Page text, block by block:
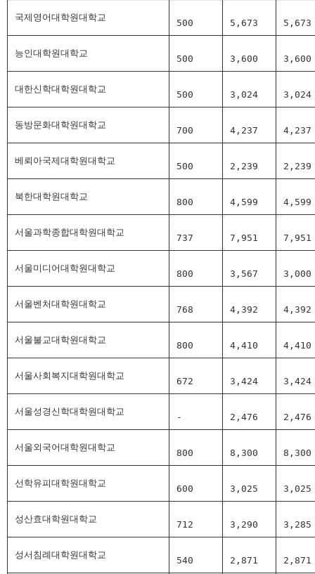
국제영어대학원대학교
500 5,673 5,673
능인대학원대학교
500 3,600 3,600
대한신학대학원대학교
500 3,024 3,024
동방문화대학원대학교
700 4,237 4,237
베뢰아국제대학원대학교
500 2,239 2,239
북한대학원대학교
800 4,599 4,599
서울과학종합대학원대학교
737 7,951 7,951
서울미디어대학원대학교
800 3,567 3,000
서울벤처대학원대학교
768 4,392 4,392
서울불교대학원대학교
800 4,410 4,410
서울사회복지대학원대학교
672 3,424 3,424
서울성경신학대학원대학교
- 2,476 2,476
서울외국어대학원대학교
800 8,300 8,300
선학유피대학원대학교
600 3,025 3,025
성산효대학원대학교
712 3,290 3,285
성서침례대학원대학교
540 2,871 2,871